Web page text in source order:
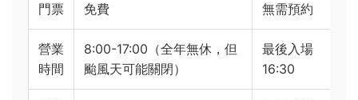
門票 免費 無需預約
營業
時間
8:00-17:00（全年無休，但
颱風天可能關閉）
最後入場
16:30